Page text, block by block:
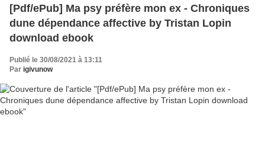
[Pdf/ePub] Ma psy préfère mon ex - Chroniques
dune dépendance affective by Tristan Lopin
download ebook
Publié le 30/08/2021 à 13:11
Par igivunow